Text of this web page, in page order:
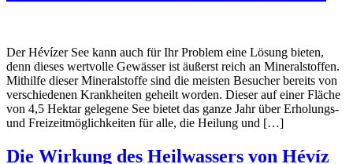
Der Hévízer See kann auch für Ihr Problem eine Lösung bieten,
denn dieses wertvolle Gewässer ist äußerst reich an Mineralstoffen.
Mithilfe dieser Mineralstoffe sind die meisten Besucher bereits von
verschiedenen Krankheiten geheilt worden. Dieser auf einer Fläche
von 4,5 Hektar gelegene See bietet das ganze Jahr über Erholungs-
und Freizeitmöglichkeiten für alle, die Heilung und […]
Die Wirkung des Heilwassers von Hévíz